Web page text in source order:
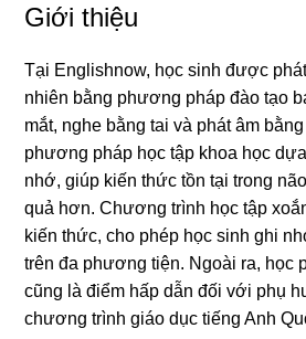
Giới thiệu
Tại Englishnow, học sinh được
nhiên bằng phương pháp đào tạo
mắt, nghe bằng tai và phát âm
phương pháp học tập khoa học
nhớ, giúp kiến thức tồn tại trong
quả hơn. Chương trình học tập
kiến thức, cho phép học sinh ghi
trên đa phương tiện. Ngoài ra, học
cũng là điểm hấp dẫn đối với phụ
chương trình giáo dục tiếng Anh